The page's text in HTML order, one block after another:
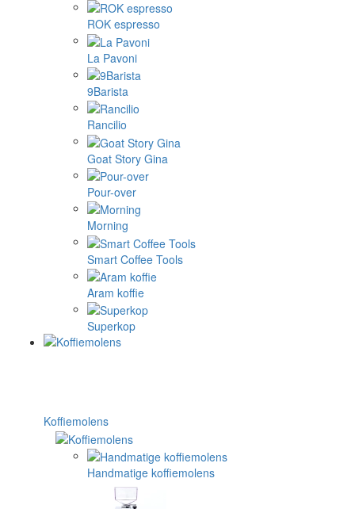
ROK espresso
La Pavoni
9Barista
Rancilio
Goat Story Gina
Pour-over
Morning
Smart Coffee Tools
Aram koffie
Superkop
Koffiemolens
Handmatige koffiemolens